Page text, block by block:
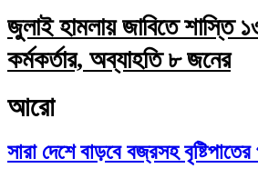
জুলাই হামলায় জাবিতে শাস্তি
কর্মকর্তার, অব্যাহতি ৮ জনের
আরো
সারা দেশে বাড়বে বজ্রসহ